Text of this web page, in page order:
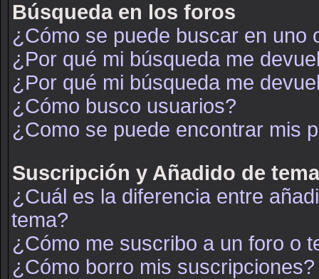
Búsqueda en los foros
¿Cómo se puede buscar en uno
¿Por qué mi búsqueda me
¿Por qué mi búsqueda me
¿Cómo busco usuarios?
¿Como se puede encontrar mis
Suscripción y Añadido de
¿Cuál es la diferencia entre
tema?
¿Cómo me suscribo a un foro o
¿Cómo borro mis suscripciones?